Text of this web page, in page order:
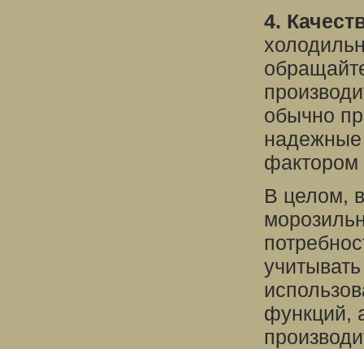
4.
обычно
надежные
В целом,
функций,